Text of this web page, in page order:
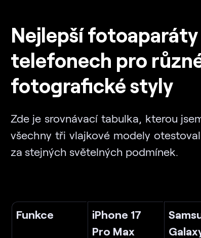
Nejlepší
telefonech pro
fotografické styly
Zde je srovnávací tabulka, kterou
všechny tři vlajkové modely
za stejných světelných podmínek.
Funkce
iPhone 17
Pro Max